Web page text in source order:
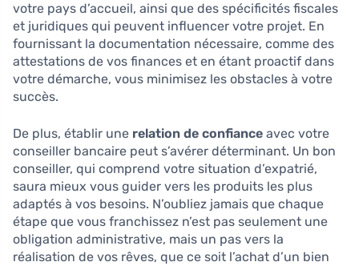
votre pays d’accueil, ainsi que des spécificités fiscales
et juridiques qui peuvent influencer votre projet. En
fournissant la documentation nécessaire, comme des
attestations de vos finances et en étant proactif dans
votre démarche, vous minimisez les obstacles à votre
succès.
De plus, établir une relation de confiance avec votre
conseiller bancaire peut s’avérer déterminant. Un bon
conseiller, qui comprend votre situation d’expatrié,
saura mieux vous guider vers les produits les plus
adaptés à vos besoins. N’oubliez jamais que chaque
étape que vous franchissez n’est pas seulement une
obligation administrative, mais un pas vers la
réalisation de vos rêves, que ce soit l’achat d’un bien